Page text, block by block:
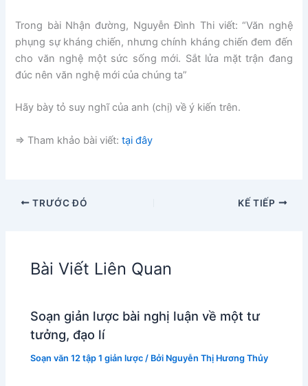
Trong bài Nhận đường, Nguyễn Đình Thi viết: “Văn nghệ
phụng sự kháng chiến, nhưng chính kháng chiến đem đến
cho văn nghệ một sức sống mới. Sắt lửa mặt trận đang
đúc nên văn nghệ mới của chúng ta”
Hãy bày tỏ suy nghĩ của anh (chị) về ý kiến trên.
=> Tham khảo bài viết:tại đây
TRƯỚC ĐÓ KẾ TIẾP
Bài Viết Liên Quan
Soạn giản lược bài nghị luận về một tư
tưởng, đạo lí
Soạn văn 12 tập 1 giản lược / Bởi Nguyễn Thị Hương Thủy